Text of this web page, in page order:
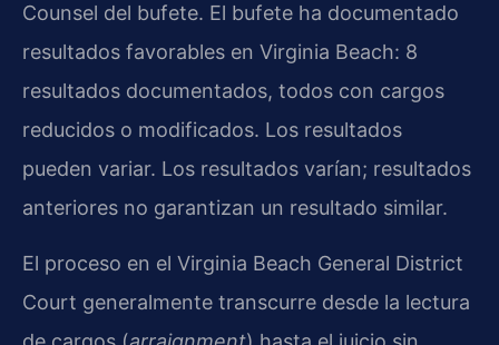
Counsel del bufete. El bufete ha documentado
resultados favorables en Virginia Beach: 8
resultados documentados, todos con cargos
reducidos o modificados. Los resultados
pueden variar. Los resultados varían; resultados
anteriores no garantizan un resultado similar.
El proceso en el Virginia Beach General District
Court generalmente transcurre desde la lectura